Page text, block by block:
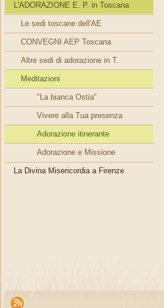
L'ADORAZIONE E. P. in Toscana
Le sedi toscane dell'AE
CONVEGNI AEP Toscana
Altre sedi di adorazione in T.
Meditazioni
"La bianca Ostia"
Vivere alla Tua presenza
Adorazione itinerante
Adorazione e Missione
La Divina Misericordia a Firenze